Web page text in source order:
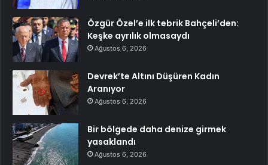
Özgür Özel’e ilk tebrik Bahçeli’den:
Keşke ayrılık olmasaydı
Ağustos 6, 2026
Devrek’te Altını Düşüren Kadın
Aranıyor
Ağustos 6, 2026
Bir bölgede daha denize girmek
yasaklandı
Ağustos 6, 2026